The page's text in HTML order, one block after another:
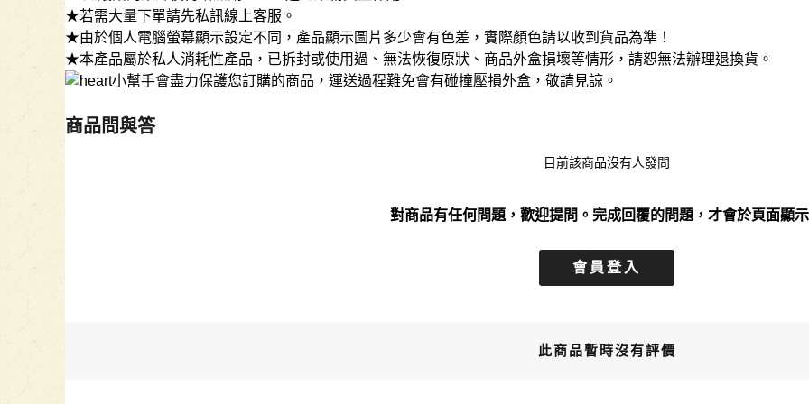
★若需大量下單請先私訊線上客服。
★由於個人電腦螢幕顯示設定不同，產品顯示圖片多少會有色差，實際顏色請以收到貨品為準！
★本產品屬於私人消耗性產品，已拆封或使用過、無法恢復原狀、商品外盒損壞等情形，請恕無法辦理退換貨。
小幫手會盡力保護您訂購的商品，運送過程難免會有碰撞壓損外盒，敬請見諒。
商品問與答
目前該商品沒有人發問
對商品有任何問題，歡迎提問。完成回覆的問題，才會於頁面顯
會員登入
此商品暫時沒有評價